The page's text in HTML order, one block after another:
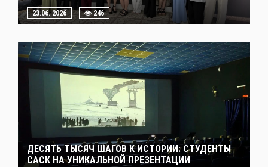
23.06. 2026 246
ДЕСЯТЬ ТЫСЯЧ ШАГОВ К ИСТОРИИ: СТУДЕНТЫ
САСК НА УНИКАЛЬНОЙ ПРЕЗЕНТАЦИИ